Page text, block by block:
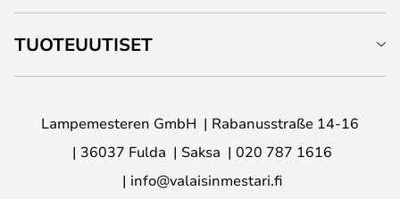
TUOTEUUTISET
Lampemesteren GmbH
Rabanusstraße 14-16
36037 Fulda
Saksa
020 787 1616
info@valaisinmestari.fi